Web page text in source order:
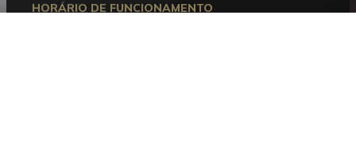
HORÁRIO DE FUNCIONAMENTO